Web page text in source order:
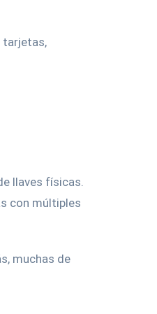
tarjetas,
llaves físicas.
con múltiples
muchas de